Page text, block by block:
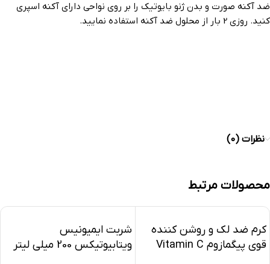
ضد آکنه صورت و بدن ژنو بایوتیک را بر روی نواحی دارای آکنه اسپری
کنید. روزی 2 بار از محلول ضد آکنه استفاده نمایید.
نظرات (0)
محصولات مرتبط
کرم ضد لک و روشن کننده
قوی پیگمازوم Vitamin C
شربت ایمیونیس
ویتابیوتیکس 200 میلی لیتر